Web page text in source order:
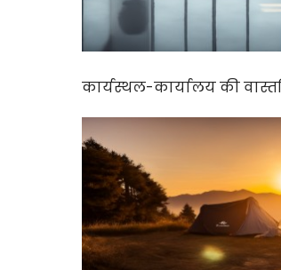
कार्यस्थल-कार्यालय की